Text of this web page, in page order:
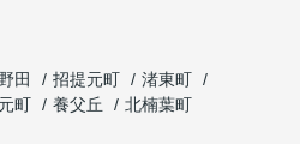
田 招提元町
渚東町
町 養父丘
北楠葉町